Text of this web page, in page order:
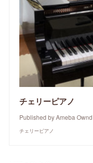
チェリーピアノ
Published by Ameba Ownd
チェリーピアノ